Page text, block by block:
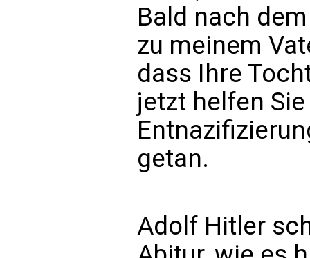
Bald nach
zu meinem
dass Ihre
jetzt helfen
getan.
Adolf Hitler